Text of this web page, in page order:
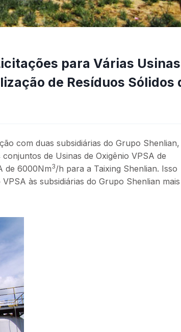
para Várias
de Resíduos Sólidos
com duas subsidiárias do Grupo Shenlian,
conjuntos de Usinas de Oxigênio VPSA de
de 6000Nm3/h para a Taixing Shenlian. Isso
às subsidiárias do Grupo Shenlian